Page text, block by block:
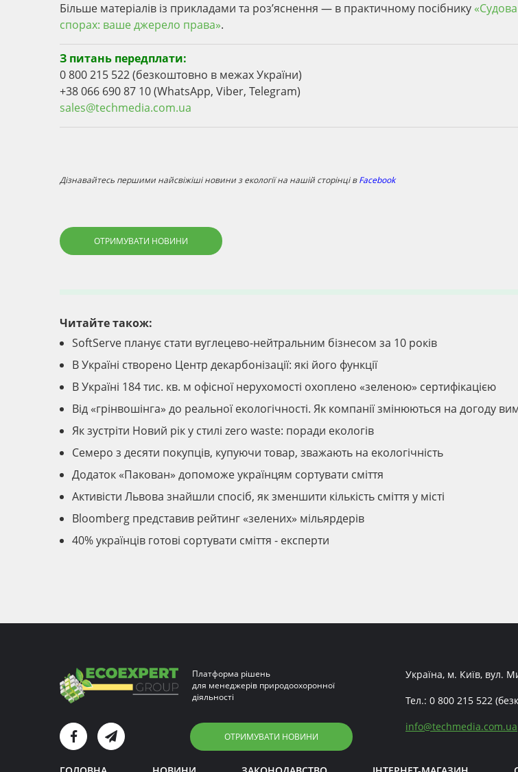
Більше матеріалів із прикладами та роз’яснення — в практичному посібнику
спорах: ваше джерело права».
З питань передплати:
0 800 215 522 (безкоштовно в межах України)
+38 066 690 87 10 (WhatsApp, Viber, Telegram)
sales@techmedia.com.ua
Дізнавайтесь першими найсвіжіші новини з екології на нашій сторінці вFacebook
ОТРИМУВАТИ НОВИНИ
Читайте також:
SoftServe планує стати вуглецево-нейтральним бізнесом за 10 років
В Україні створено Центр декарбонізації: які його функції
В Україні 184 тис. кв. м офісної нерухомості охоплено «зеленою» сертифікацією
Від «грінвошінга» до реальної екологічності. Як компанії змінюються на догоду
Як зустріти Новий рік у стилі zero waste: поради екологів
Семеро з десяти покупців, купуючи товар, зважають на екологічність
Додаток «Пакован» допоможе українцям сортувати сміття
Активісти Львова знайшли спосіб, як зменшити кількість сміття у місті
Bloomberg представив рейтинг «зелених» мільярдерів
40% українців готові сортувати сміття - експерти
Платформа рішень
для менеджерів природоохоронної
діяльності
ОТРИМУВАТИ НОВИНИ
Україна, м. Київ, вул.
Тел.: 0 800 215 522
info@techmedia.com.ua